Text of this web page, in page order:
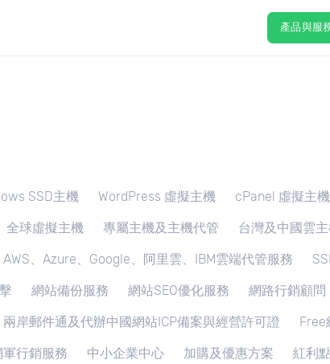
產品與服
SSD主機 WordPress 虛擬主機 cPanel 虛擬主機
全球虛擬主機 專屬主機及主機代管 台灣及中國雲
AWS、Azure、Google、阿里雲、IBM雲端代管服務
網站備份服務 網站SEO優化服務 網路行銷顧問
兩岸郵件通及代辦中國網站ICP備案與經營許可證
軍行銷服務 中小企業中心 加購及優惠方案 紅利